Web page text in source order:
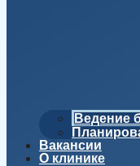
Ведение
Вакансии
О клинике